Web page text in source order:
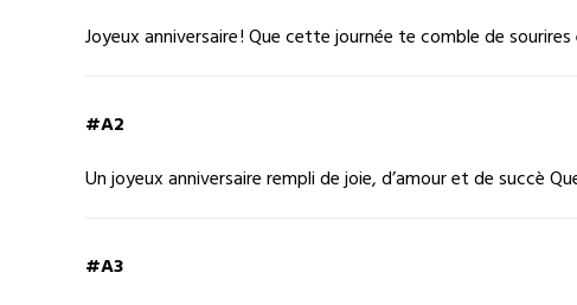
Joyeux anniversaire ! Que cette journée te comble de
#A2
Un joyeux anniversaire rempli de joie, d’amour et de succè
#A3